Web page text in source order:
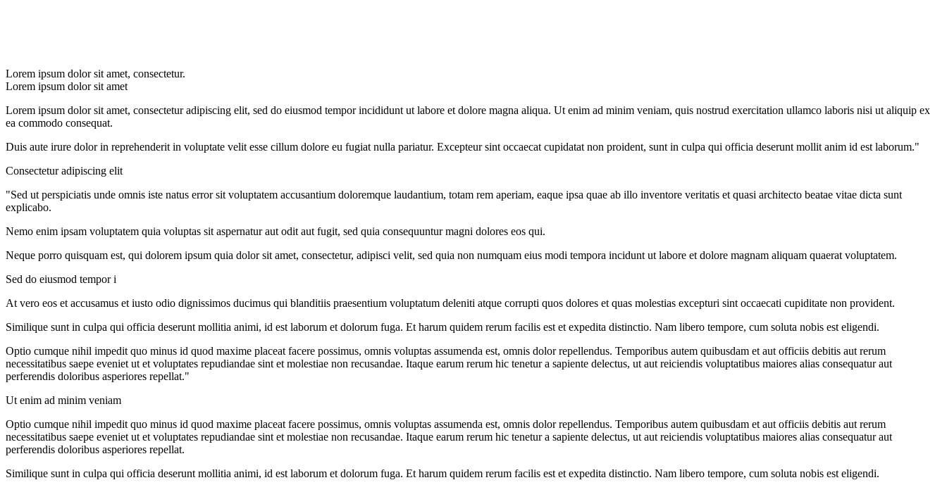
Lorem ipsum dolor sit amet, consectetur.
Lorem ipsum dolor sit amet
Lorem ipsum dolor sit amet, consectetur adipiscing elit, sed do eiusmod tempor incididunt ut labore et dolore magna aliqua. Ut enim ad minim veniam, quis nostrud exercitation ullamco laboris nisi ut aliquip ex
ea commodo consequat.
Duis aute irure dolor in reprehenderit in voluptate velit esse cillum dolore eu fugiat nulla pariatur. Excepteur sint occaecat cupidatat non proident, sunt in culpa qui officia deserunt mollit anim id est laborum."
Consectetur adipiscing elit
"Sed ut perspiciatis unde omnis iste natus error sit voluptatem accusantium doloremque laudantium, totam rem aperiam, eaque ipsa quae ab illo inventore veritatis et quasi architecto beatae vitae dicta sunt
explicabo.
Nemo enim ipsam voluptatem quia voluptas sit aspernatur aut odit aut fugit, sed quia consequuntur magni dolores eos qui.
Neque porro quisquam est, qui dolorem ipsum quia dolor sit amet, consectetur, adipisci velit, sed quia non numquam eius modi tempora incidunt ut labore et dolore magnam aliquam quaerat voluptatem.
Sed do eiusmod tempor i
At vero eos et accusamus et iusto odio dignissimos ducimus qui blanditiis praesentium voluptatum deleniti atque corrupti quos dolores et quas molestias excepturi sint occaecati cupiditate non provident.
Similique sunt in culpa qui officia deserunt mollitia animi, id est laborum et dolorum fuga. Et harum quidem rerum facilis est et expedita distinctio. Nam libero tempore, cum soluta nobis est eligendi.
Optio cumque nihil impedit quo minus id quod maxime placeat facere possimus, omnis voluptas assumenda est, omnis dolor repellendus. Temporibus autem quibusdam et aut officiis debitis aut rerum
necessitatibus saepe eveniet ut et voluptates repudiandae sint et molestiae non recusandae. Itaque earum rerum hic tenetur a sapiente delectus, ut aut reiciendis voluptatibus maiores alias consequatur aut
perferendis doloribus asperiores repellat."
Ut enim ad minim veniam
Optio cumque nihil impedit quo minus id quod maxime placeat facere possimus, omnis voluptas assumenda est, omnis dolor repellendus. Temporibus autem quibusdam et aut officiis debitis aut rerum
necessitatibus saepe eveniet ut et voluptates repudiandae sint et molestiae non recusandae. Itaque earum rerum hic tenetur a sapiente delectus, ut aut reiciendis voluptatibus maiores alias consequatur aut
perferendis doloribus asperiores repellat.
Similique sunt in culpa qui officia deserunt mollitia animi, id est laborum et dolorum fuga. Et harum quidem rerum facilis est et expedita distinctio. Nam libero tempore, cum soluta nobis est eligendi.